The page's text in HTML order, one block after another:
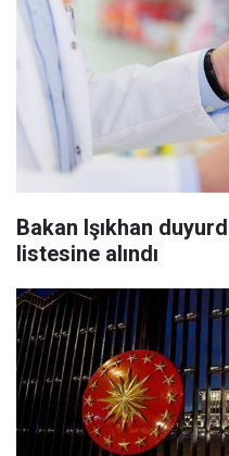
Bakan Işıkhan
listesine alındı